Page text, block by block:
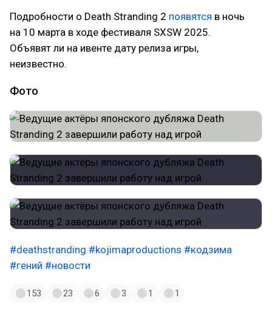
Подробности о Death Stranding 2 появятся в ночь
на 10 марта в ходе фестиваля SXSW 2025.
Объявят ли на ивенте дату релиза игры,
неизвестно.
Фото
#deathstranding #kojimaproductions #кодзима
#гений #новости
153 23 6 3 1 1